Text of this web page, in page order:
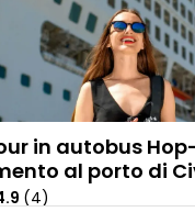
in autobus
al porto di
(4)